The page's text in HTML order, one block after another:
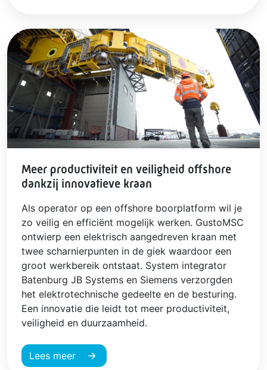
Meer productiviteit en veiligheid offshore
dankzij innovatieve kraan
Als operator op een offshore boorplatform wil je
zo veilig en efficiënt mogelijk werken. GustoMSC
ontwierp een elektrisch aangedreven kraan met
twee scharnierpunten in de giek waardoor een
groot werkbereik ontstaat. System integrator
Batenburg JB Systems en Siemens verzorgden
het elektrotechnische gedeelte en de besturing.
Een innovatie die leidt tot meer productiviteit,
veiligheid en duurzaamheid.
Lees meer